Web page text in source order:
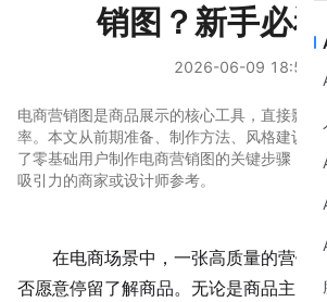
销图？新手必看
2026-06-09 18:58
电商营销图是商品展示的核心工具，直接影
率。本文从前期准备、制作方法、风格建议到
了零基础用户制作电商营销图的关键步骤，适
吸引力的商家或设计师参考。
在电商场景中，一张高质量的营销
否愿意停留了解商品。无论是商品主图